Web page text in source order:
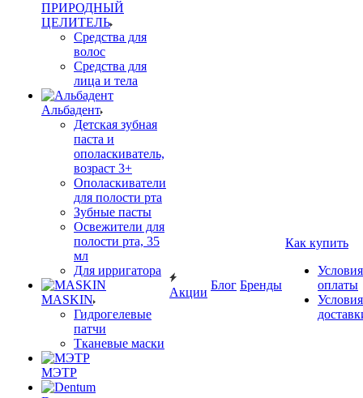
ПРИРОДНЫЙ
ЦЕЛИТЕЛЬ
Средства для
волос
Средства для
лица и тела
Альбадент
Детская зубная
паста и
ополаскиватель,
возраст 3+
Ополаскиватели
для полости рта
Зубные пасты
Освежители для
полости рта, 35
мл
Для ирригатора
MASKIN
Гидрогелевые
патчи
Тканевые маски
МЭТР
Акции
Блог Бренды
Как купить
Условия
оплаты
Условия